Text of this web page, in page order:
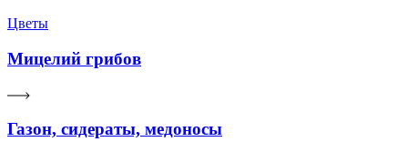
Цветы
Мицелий грибов
Газон, сидераты, медоносы